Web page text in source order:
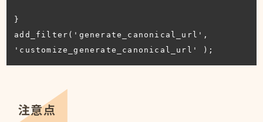
}
add_filter('generate_canonical_url',
'customize_generate_canonical_url' );
注意点